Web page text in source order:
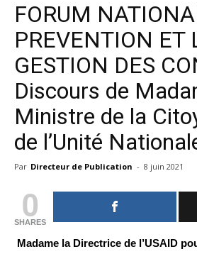
FORUM
PREVENTION ET
GESTION DES
Discours de
Ministre de la
de l’Unité
Par Directeur de Publication - 8 juin 2021
0
SHARES
Madame la Directrice de l’USAID